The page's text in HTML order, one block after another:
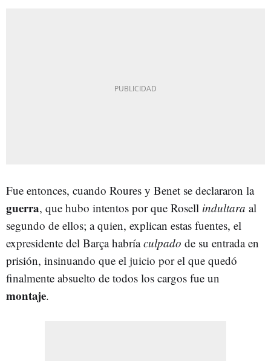
Fue entonces, cuando Roures y Benet se declararon la
guerra, que hubo intentos por que Rosell indultara al
segundo de ellos; a quien, explican estas fuentes, el
expresidente del Barça habríaculpado de su entrada en
prisión, insinuando que el juicio por el que quedó
finalmente absuelto de todos los cargos fue un
montaje.